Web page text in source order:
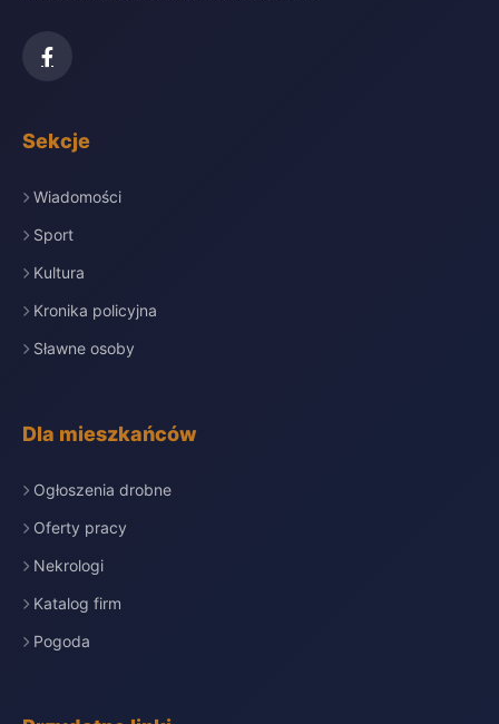
Sekcje
Wiadomości
Sport
Kultura
Kronika policyjna
Sławne osoby
Dla mieszkańców
Ogłoszenia drobne
Oferty pracy
Nekrologi
Katalog firm
Pogoda